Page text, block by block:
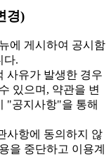
경)
에 게시하여 공시함
다.
사유가 발생한 경우
있으며, 약관을 변
"공지사항"을 통해
사항에 동의하지 않
을 중단하고 이용계